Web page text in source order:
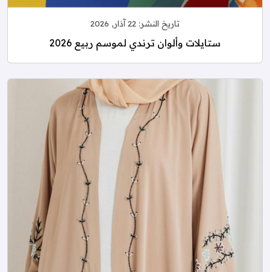
تاريخ النشر: 22 آذار, 2026
ستايلات وألوان ترندي لموسم ربيع 2026